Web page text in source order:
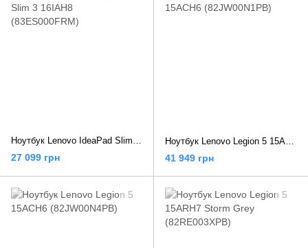
Ноутбук Lenovo IdeaPad Slim 3 16IAH8 (83ES000FRM)
27 099 грн
Ноутбук Lenovo Legion 5 15ACH6 (82JW00N1PB)
41 949 грн